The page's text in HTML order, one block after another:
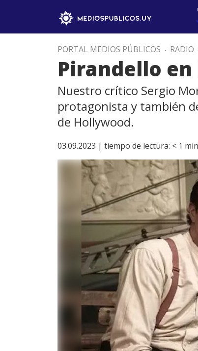
PORTAL MEDIOS PÚBLICOS . RADIO
Pirandello en
Nuestro crítico Sergio
protagonista y también
de Hollywood.
03.09.2023 | tiempo de lectura: < 1